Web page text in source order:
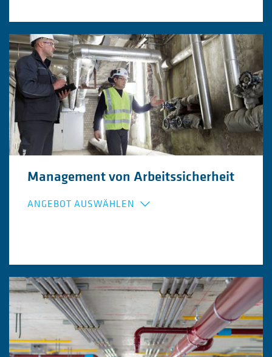
Chemikalienschutzanzüge (CSA) Inspektion,
Dichtsitzprüfung und Dokumentation
Management von Arbeitssicherheit
ANGEBOT AUSWÄHLEN
Erarbeitung von Konzepten,
Prozessbeschreibungen, Anweisungen
Operative und administrative Unterstützung
Arbeitsschutz Managementsysteme